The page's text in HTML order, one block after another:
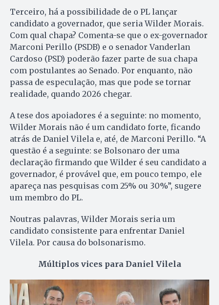
Terceiro, há a possibilidade de o PL lançar
candidato a governador, que seria Wilder Morais.
Com qual chapa? Comenta-se que o ex-governador
Marconi Perillo (PSDB) e o senador Vanderlan
Cardoso (PSD) poderão fazer parte de sua chapa
com postulantes ao Senado. Por enquanto, não
passa de especulação, mas que pode se tornar
realidade, quando 2026 chegar.
A tese dos apoiadores é a seguinte: no momento,
Wilder Morais não é um candidato forte, ficando
atrás de Daniel Vilela e, até, de Marconi Perillo. “A
questão é a seguinte: se Bolsonaro der uma
declaração firmando que Wilder é seu candidato a
governador, é provável que, em pouco tempo, ele
apareça nas pesquisas com 25% ou 30%”, sugere
um membro do PL.
Noutras palavras, Wilder Morais seria um
candidato consistente para enfrentar Daniel
Vilela. Por causa do bolsonarismo.
Múltiplos vices para Daniel Vilela